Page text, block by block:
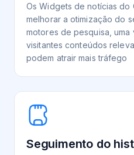
Os Widgets de notícias do
melhorar a otimização do
motores de pesquisa, uma
visitantes conteúdos
podem atrair mais tráfego
Seguimento do